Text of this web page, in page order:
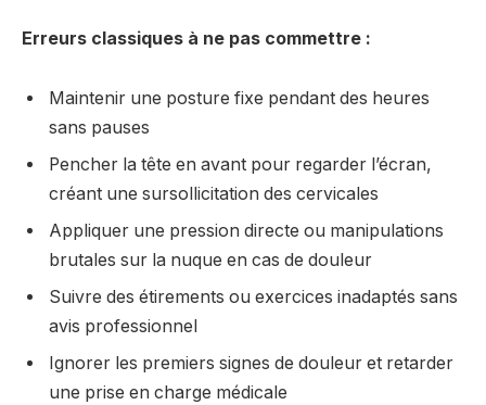
Erreurs classiques à ne pas commettre :
Maintenir une posture fixe pendant des heures
sans pauses
Pencher la tête en avant pour regarder l’écran,
créant une sursollicitation des cervicales
Appliquer une pression directe ou manipulations
brutales sur la nuque en cas de douleur
Suivre des étirements ou exercices inadaptés sans
avis professionnel
Ignorer les premiers signes de douleur et retarder
une prise en charge médicale